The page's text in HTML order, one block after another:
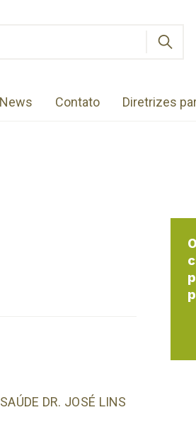
News Contato Diretrizes
DR. JOSÉ LINS